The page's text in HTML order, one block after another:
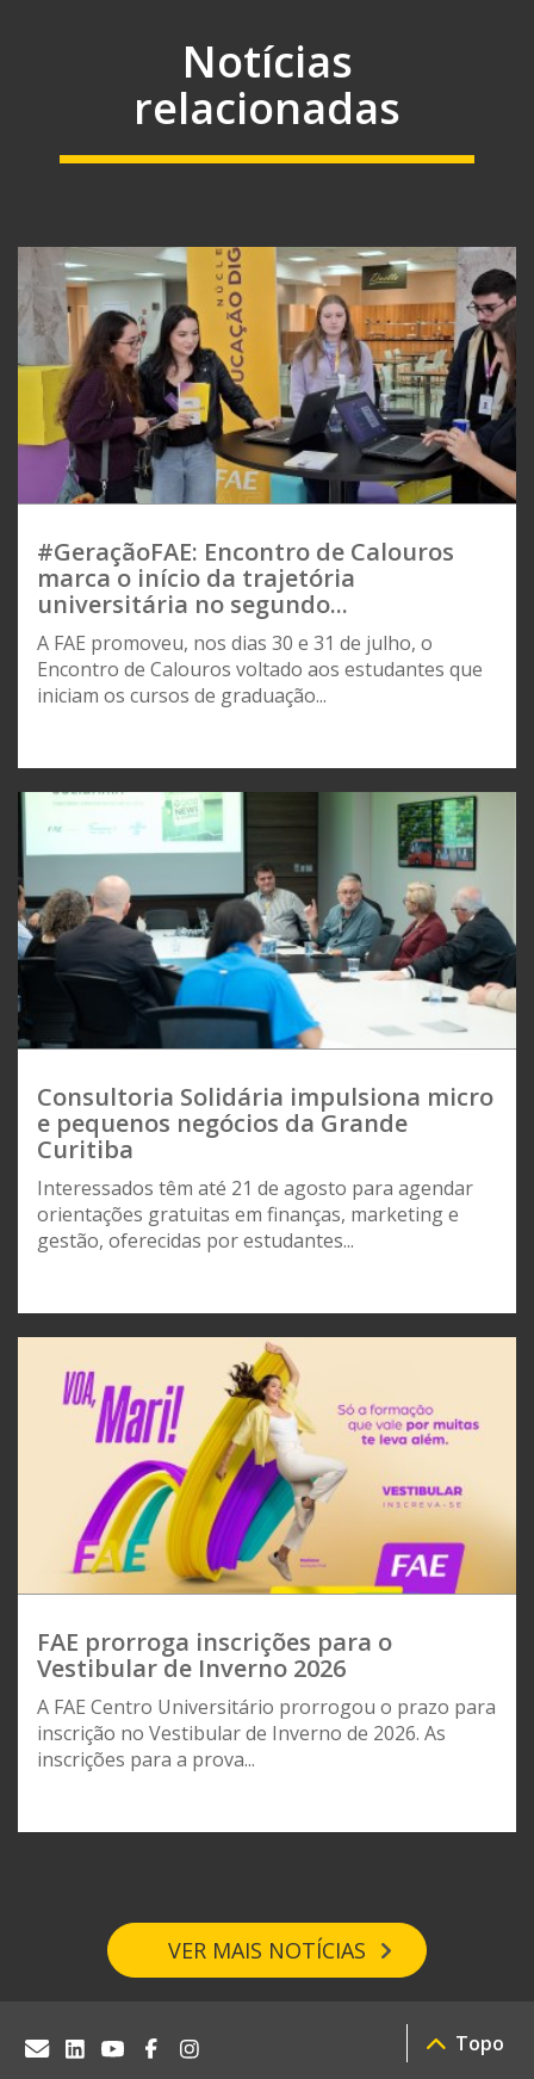
Notícias
relacionadas
#GeraçãoFAE: Encontro de Calouros
marca o início da trajetória
universitária no segundo...
A FAE promoveu, nos dias 30 e 31 de julho, o
Encontro de Calouros voltado aos estudantes que
iniciam os cursos de graduação...
Consultoria Solidária impulsiona micro
e pequenos negócios da Grande
Curitiba
Interessados têm até 21 de agosto para agendar
orientações gratuitas em finanças, marketing e
gestão, oferecidas por estudantes...
FAE prorroga inscrições para o
Vestibular de Inverno 2026
A FAE Centro Universitário prorrogou o prazo para
inscrição no Vestibular de Inverno de 2026. As
inscrições para a prova...
VER MAIS NOTÍCIAS
Topo